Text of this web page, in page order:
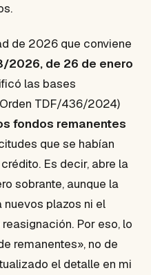
de 2026 que conviene
2026, de 26 de enero
las bases
TDF/436/2024)
fondos remanentes
que se habían
Es decir, abre la
sobrante, aunque la
plazos ni el
. Por eso, lo
remanentes», no de
el detalle en mi